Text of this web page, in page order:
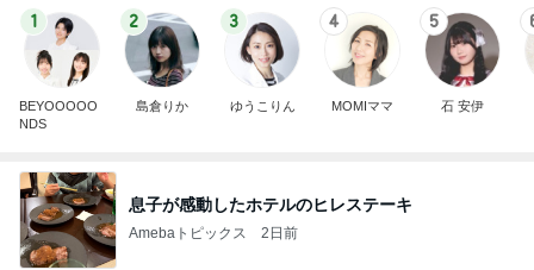
1
BEYOOOOO
NDS
2
島倉りか
3
ゆうこりん
4
MOMIママ
5
石 安伊
息子が感動したホテルのヒレステーキ
Amebaトピックス 2日前